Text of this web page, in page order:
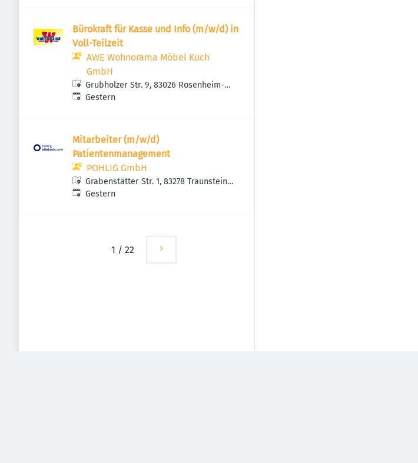
Bürokraft für Kasse und Info (m/w/d) in
Voll-Teilzeit
AWE Wohnorama Möbel Kuch
GmbH
Grubholzer Str. 9, 83026 Rosenheim-
Fürstätt, Deutschland
Veröffentlicht
Gestern
Mitarbeiter (m/w/d)
Patientenmanagement
POHLIG GmbH
Grabenstätter Str. 1, 83278 Traunstein,
Deutschland
Veröffentlicht
Gestern
1 / 22